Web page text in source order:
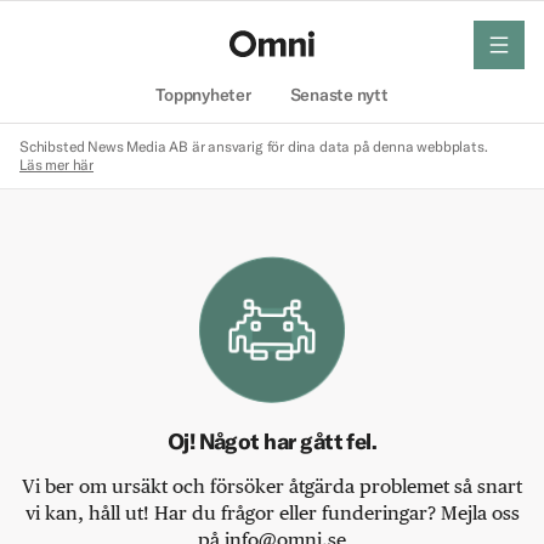
Toppnyheter Senaste nytt
meny
Schibsted News Media AB är ansvarig för dina data på denna webbplats.
Läs mer här
Oj! Något har gått fel.
Vi ber om ursäkt och försöker åtgärda problemet så snart
vi kan, håll ut! Har du frågor eller funderingar? Mejla oss